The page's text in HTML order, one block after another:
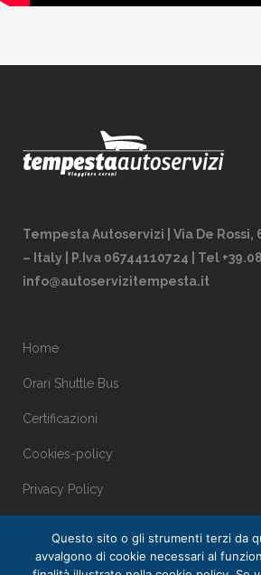
Tempesta Autoservizi | Via De Rossi,
– Italy | P.Iva 06744110724 | Tel
info@autoservizitempesta.it
Home
Orari Shuttle Bus
Certificazioni
Cookies-policy
Privacy Policy
Questo sito o gli strumenti terzi da
avvalgono di cookie necessari al